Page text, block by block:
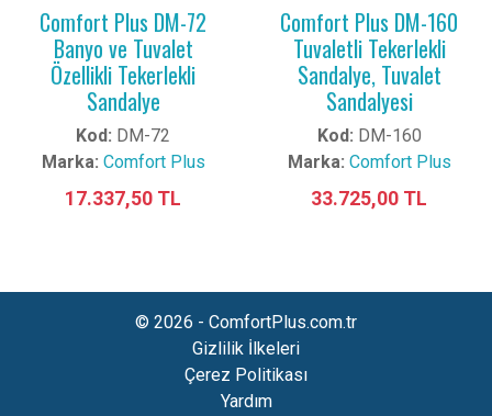
Comfort Plus DM-72
Banyo ve Tuvalet
Özellikli Tekerlekli
Sandalye
Kod: DM-72
Marka: Comfort Plus
17.337,50 TL
Comfort Plus DM-160
Tuvaletli Tekerlekli
Sandalye, Tuvalet
Sandalyesi
Kod: DM-160
Marka: Comfort Plus
33.725,00 TL
© 2026 - ComfortPlus.com.tr
Gizlilik İlkeleri
Çerez Politikası
Yardım